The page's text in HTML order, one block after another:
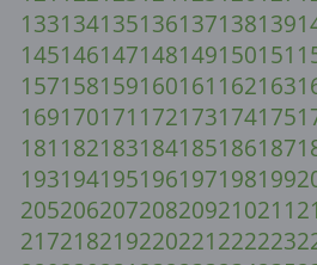
133134135136137138139
145146147148149150151
157158159160161 162163
169170171 172173174175
181 182183184185186187
193194195196197198199
205206207208209210211
217218219220221222223